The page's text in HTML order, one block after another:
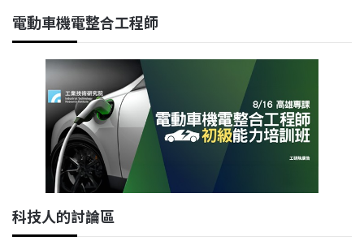
電動車機電整合工程師
科技人的討論區